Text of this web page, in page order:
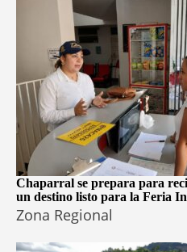
Chaparral se prepara para
un destino listo para la Feria
Zona Regional